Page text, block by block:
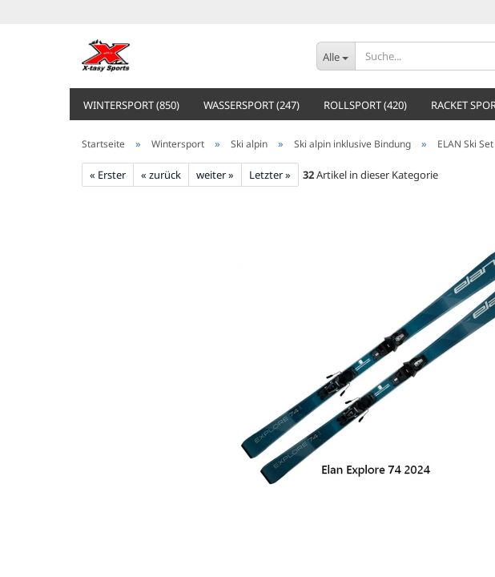
Alle
WINTERSPORT (850) WASSERSPORT (247) ROLLSPORT (420) RACKET
Startseite » Wintersport » Ski alpin » Ski alpin inklusive Bindung » ELAN Ski
« Erster « zurück weiter » Letzter » 32Artikel in dieser Kategorie